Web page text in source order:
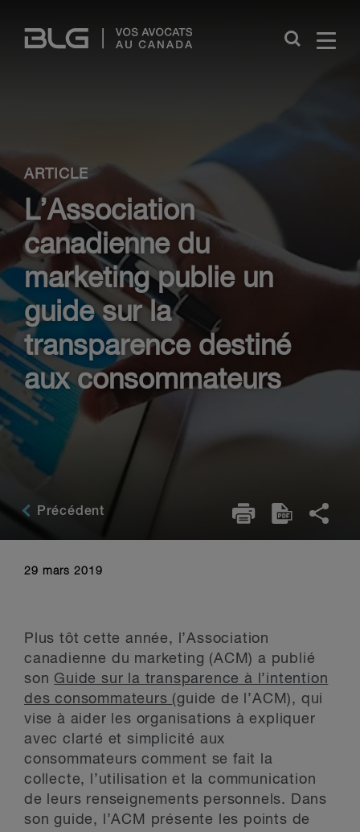
Links
Close
ARTICLE
L’Association
canadienne du
marketing publie un
guide sur la
transparence destiné
aux consommateurs
Précédent
29 mars 2019
Plus tôt cette année, l’Association
canadienne du marketing (ACM) a publié
son Guide sur la transparence à l’intention
des consommateurs (guide de l’ACM), qui
vise à aider les organisations à expliquer
avec clarté et simplicité aux
consommateurs comment se fait la
collecte, l’utilisation et la communication
de leurs renseignements personnels. Dans
son guide, l’ACM présente les points de